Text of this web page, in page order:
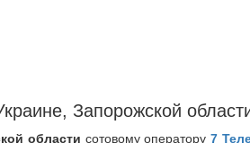
Запорожской
области сотовому оператору7